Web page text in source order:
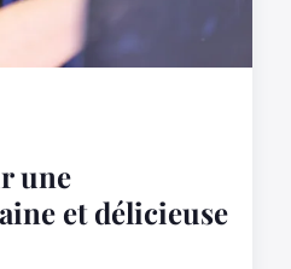
une
et délicieuse